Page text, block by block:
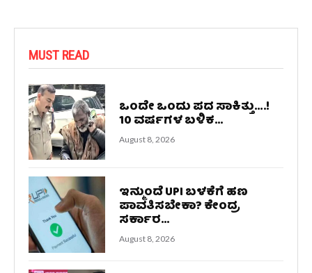
MUST READ
ಒಂದೇ ಒಂದು ಪದ ಸಾಕಿತ್ತು….!
10 ವರ್ಷಗಳ ಬಳಿಕ...
August 8, 2026
ಇನ್ಮುಂದೆ UPI ಬಳಕೆಗೆ ಹಣ
ಪಾವತಿಸಬೇಕಾ? ಕೇಂದ್ರ
ಸರ್ಕಾರ...
August 8, 2026